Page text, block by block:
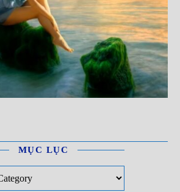
MỤC LỤC